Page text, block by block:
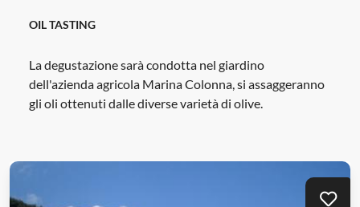
OIL TASTING
La degustazione sarà condotta nel giardino
dell'azienda agricola Marina Colonna, si assaggeranno
gli oli ottenuti dalle diverse varietà di olive.